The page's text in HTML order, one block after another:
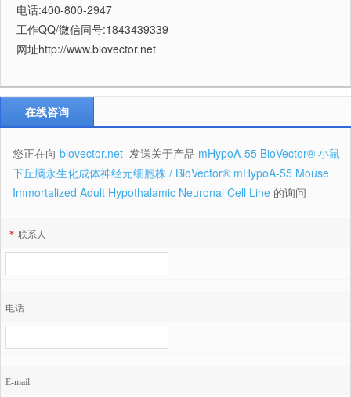
电话:400-800-2947
工作QQ/微信同号:1843439339
网址http://www.biovector.net
在线咨询
您正在向 biovector.net 发送关于产品 mHypoA-55 BioVector® 小鼠
下丘脑永生化成体神经元细胞株 / BioVector® mHypoA-55 Mouse
Immortalized Adult Hypothalamic Neuronal Cell Line 的询问
* 联系人
电话
E-mail